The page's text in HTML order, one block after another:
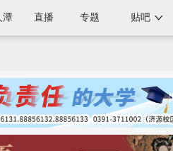
潭 直播 专题 贴吧